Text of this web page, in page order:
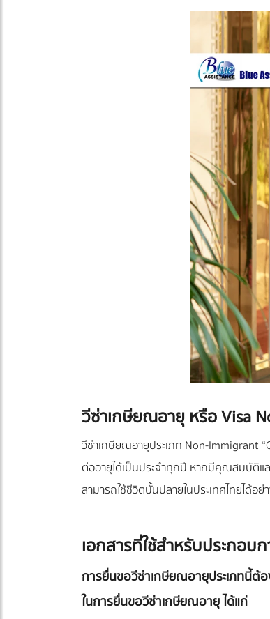
วีซ่าเกษียณอายุ หรือ Visa
วีซ่าเกษียณอายุประเภท Non-Immigrant
ต่ออายุได้เป็นประจำทุกปี หากมีคุณสมบัติแ
สามารถใช้ชีวิตบั้นปลายในประเทศไทยได้อ
เอกสารที่ใช้สำหรับประกอ
การยื่นขอวีซ่าเกษียณอายุประเภทนี้ต้
ในการยื่นขอวีซ่าเกษียณอายุ ได้แก่